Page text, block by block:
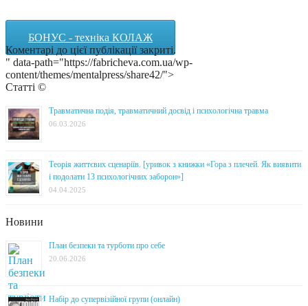
БОНУС - техніка КОЛАЖ
Коментарі до цієї публікації закриті.
" data-path="https://fabricheva.com.ua/wp-
content/themes/mentalpress/share42/">
Статті ©
Травматична подія, травматичний досвід і психологічна травма
06.03.2026
Теорія життєвих сценаріїв. [уривок з книжки «Гора з плечей. Як виявити
і подолати 13 психологічних заборон»]
04.04.2025
Новини
План безпеки та турботи про себе
20.06.2026
Набір до супервізійної групи (онлайн)